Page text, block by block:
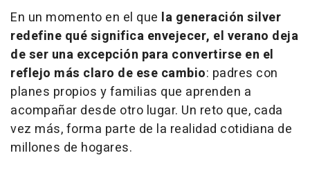
En un momento en el que la generación silver
redefine qué significa envejecer, el verano deja
de ser una excepción para convertirse en el
reflejo más claro de ese cambio: padres con
planes propios y familias que aprenden a
acompañar desde otro lugar. Un reto que, cada
vez más, forma parte de la realidad cotidiana de
millones de hogares.